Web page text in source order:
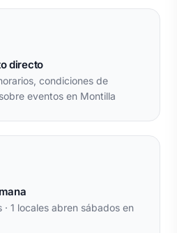
directo
condiciones de
eventos en Montilla
1 locales abren sábados en